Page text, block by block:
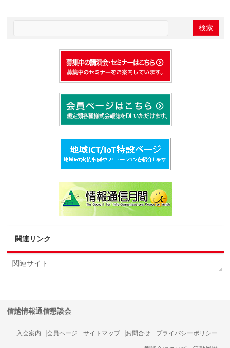
関連リンク
関連サイト
信越情報通信懇談会
プライバシーポリシー
お問合せ
サイトマップ
会員ページ
入会案内